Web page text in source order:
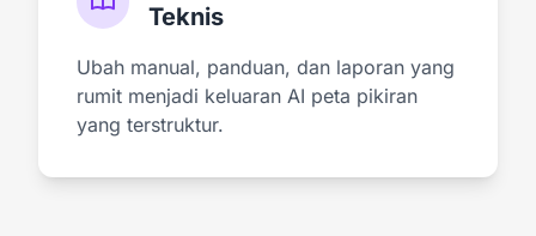
Teknis
Ubah manual, panduan, dan laporan yang
rumit menjadi keluaran AI peta pikiran
yang terstruktur.